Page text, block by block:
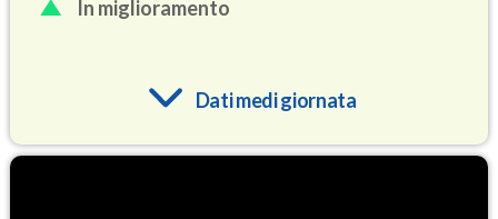
In miglioramento
Dati medi giornata